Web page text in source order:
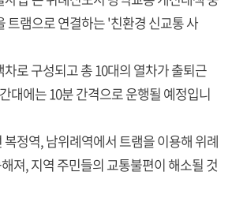
트램으로 연결하는 '친환경 신교통 사
로 구성되고 총 10대의 열차가 출퇴근
대에는 10분 간격으로 운행될 예정입니
정역, 남위례역에서 트램을 이용해 위례
져, 지역 주민들의 교통불편이 해소될 것